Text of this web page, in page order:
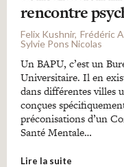
rencontre
Felix Kushnir Frédéric
Sylvie Pons Nicolas
Un BAPU, c’est un
Universitaire. Il en
dans différentes villes
conçues
préconisations d’un
Santé Mentale…
Lire la suite